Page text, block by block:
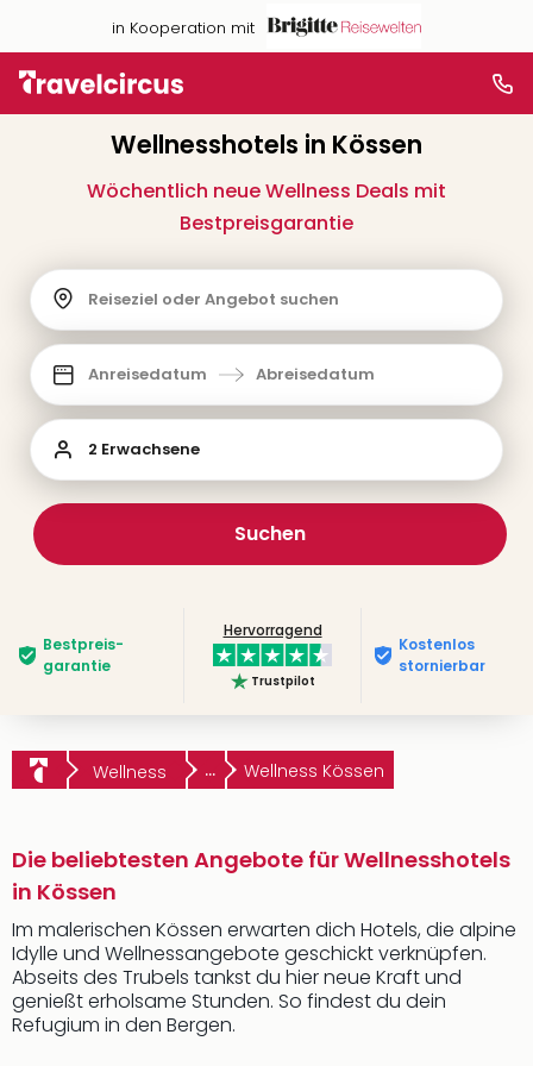
in Kooperation mit
Wellnesshotels in Kössen
Wöchentlich neue Wellness Deals mit
Bestpreisgarantie
Reiseziel oder Angebot suchen
Anreisedatum Abreisedatum
2 Erwachsene
Suchen
Bestpreis­
garantie
Hervorragend
Trustpilot
Kostenlos
stornierbar
Wellness ... Wellness Kössen
Die beliebtesten Angebote für Wellnesshotels
in Kössen
Im malerischen Kössen erwarten dich Hotels, die alpine
Idylle und Wellnessangebote geschickt verknüpfen.
Abseits des Trubels tankst du hier neue Kraft und
genießt erholsame Stunden. So findest du dein
Refugium in den Bergen.